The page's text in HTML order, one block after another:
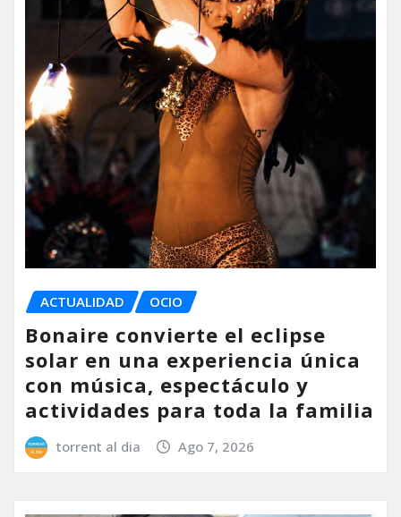
ACTUALIDAD OCIO
Bonaire convierte el eclipse
solar en una experiencia única
con música, espectáculo y
actividades para toda la familia
torrent al dia Ago 7, 2026